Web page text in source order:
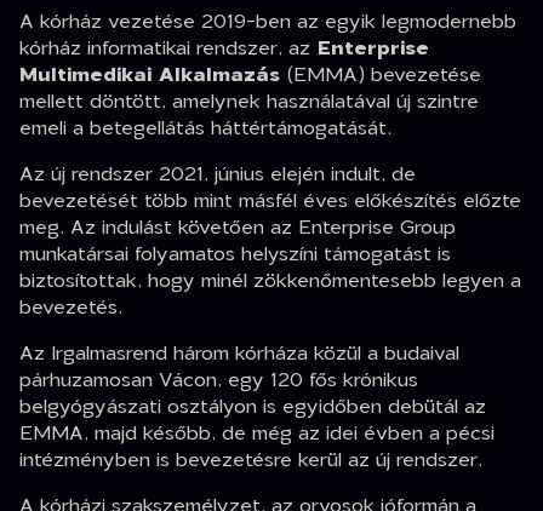
A kórház vezetése 2019-ben az egyik legmodernebb
kórház informatikai rendszer, az Enterprise
Multimedikai Alkalmazás (EMMA) bevezetése
mellett döntött, amelynek használatával új szintre
emeli a betegellátás háttértámogatását.
Az új rendszer 2021. június elején indult, de
bevezetését több mint másfél éves előkészítés előzte
meg. Az indulást követően az Enterprise Group
munkatársai folyamatos helyszíni támogatást is
biztosítottak, hogy minél zökkenőmentesebb legyen a
bevezetés.
Az Irgalmasrend három kórháza közül a budaival
párhuzamosan Vácon, egy 120 fős krónikus
belgyógyászati osztályon is egyidőben debütál az
EMMA, majd később, de még az idei évben a pécsi
intézményben is bevezetésre kerül az új rendszer.
A kórházi szakszemélyzet, az orvosok jóformán a